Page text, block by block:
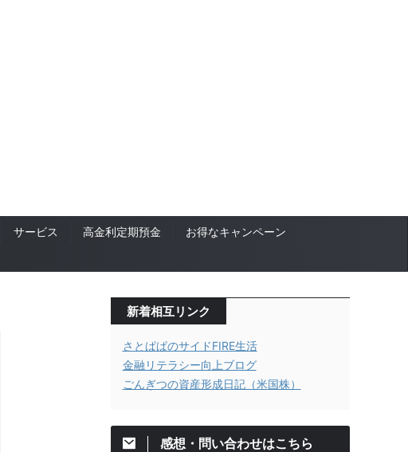
サービス 高金利定期預金
お得なキャンペーン
新着相互リンク
さとぱぱのサイドFIRE生活
金融リテラシー向上ブログ
ごんぎつの資産形成日記（米国株）
感想・問い合わせはこちら